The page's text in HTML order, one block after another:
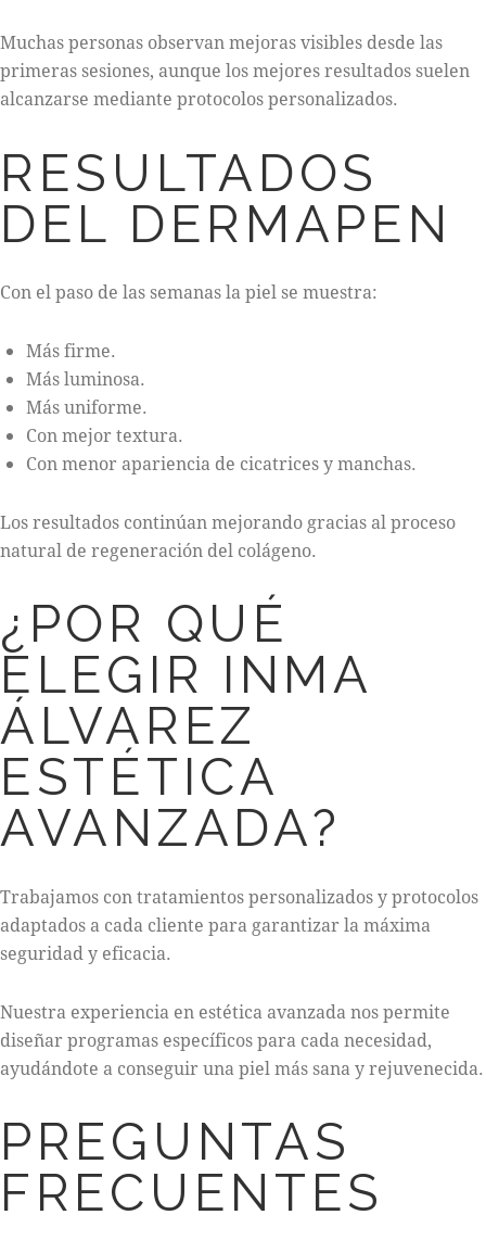
Muchas personas observan mejoras visibles desde las
primeras sesiones, aunque los mejores resultados suelen
alcanzarse mediante protocolos personalizados.
RESULTADOS
DEL DERMAPEN
Con el paso de las semanas la piel se muestra:
Más firme.
Más luminosa.
Más uniforme.
Con mejor textura.
Con menor apariencia de cicatrices y manchas.
Los resultados continúan mejorando gracias al proceso
natural de regeneración del colágeno.
¿POR QUÉ
ELEGIR INMA
ÁLVAREZ
ESTÉTICA
AVANZADA?
Trabajamos con tratamientos personalizados y protocolos
adaptados a cada cliente para garantizar la máxima
seguridad y eficacia.
Nuestra experiencia en estética avanzada nos permite
diseñar programas específicos para cada necesidad,
ayudándote a conseguir una piel más sana y rejuvenecida.
PREGUNTAS
FRECUENTES